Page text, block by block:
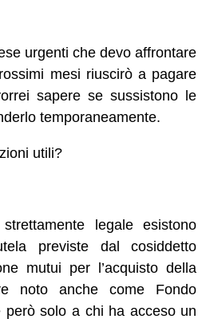
urgenti che devo affrontare
mesi riuscirò a pagare
sapere se sussistono le
temporaneamente.
utili?
legale esistono
previste dal cosiddetto
mutui per l’acquisto della
noto anche come Fondo
però solo a chi ha acceso un